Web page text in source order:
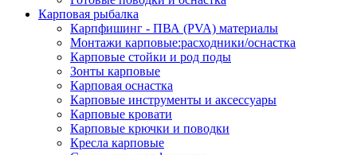
Карповая рыбалка
Карпфишинг - ПВА (PVA) материалы
Монтажи карповые:расходники/оснастка
Карповые стойки и род поды
Зонты карповые
Карповая оснастка
Карповые инструменты и аксессуары
Карповые кровати
Карповые крючки и поводки
Кресла карповые